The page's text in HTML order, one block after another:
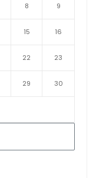
8 9
15 16
22 23
29 30